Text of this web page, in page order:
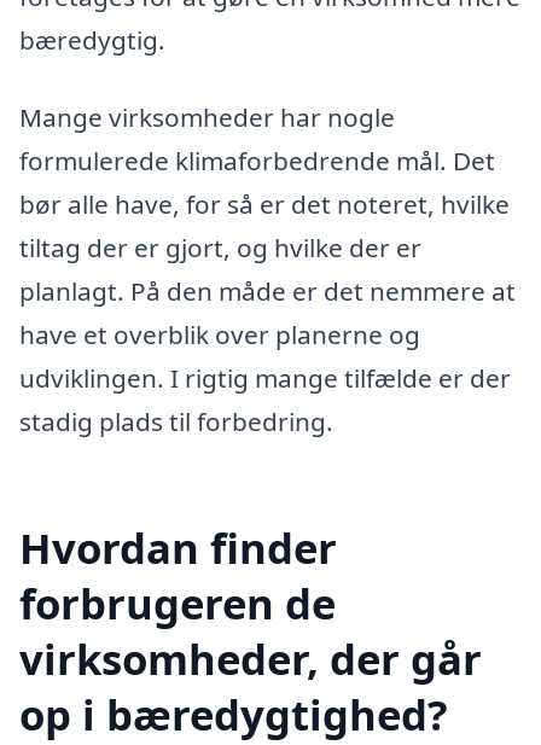
bæredygtig.
Mange virksomheder har nogle
formulerede klimaforbedrende mål. Det
bør alle have, for så er det noteret, hvilke
tiltag der er gjort, og hvilke der er
planlagt. På den måde er det nemmere at
have et overblik over planerne og
udviklingen. I rigtig mange tilfælde er der
stadig plads til forbedring.
Hvordan finder
forbrugeren de
virksomheder, der går
op i bæredygtighed?